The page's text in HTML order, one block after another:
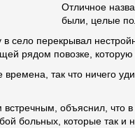
Отличное
были, целые
в село перекрывал
рядом повозке,
так что ничего
объяснил, что
больных, которые так и